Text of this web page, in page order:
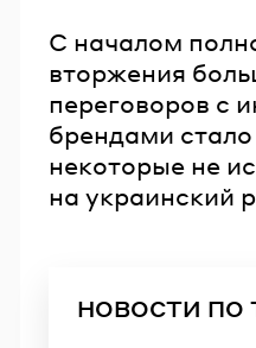
С началом
вторжения
переговоров с
брендами
некоторые не
на украинский
НОВОСТИ ПО